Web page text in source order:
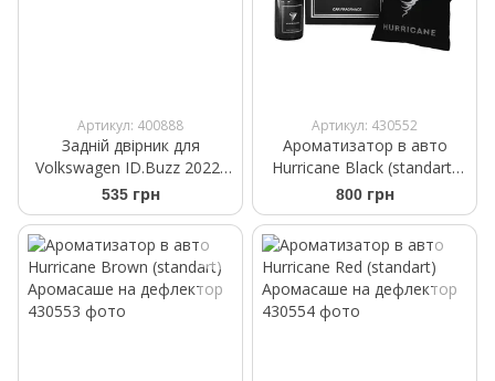
Артикул: 400888
Задній двірник для
Volkswagen ID.Buzz 2022-
Bosch Rear A 284 H 280 мм
535 грн
Артикул: 430552
Ароматизатор в авто
Hurricane Black (standart)
Аромасаше на дефлектор
800 грн